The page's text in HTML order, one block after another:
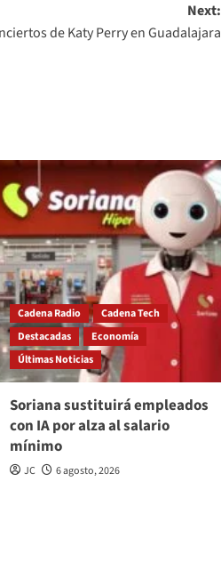
Next:
de Katy Perry en Guadalajara
Cadena Radio
Cadena Tech
Destacadas
Economía
Últimas Noticias
Soriana sustituirá empleados
con IA por alza al salario
mínimo
JC 6 agosto, 2026